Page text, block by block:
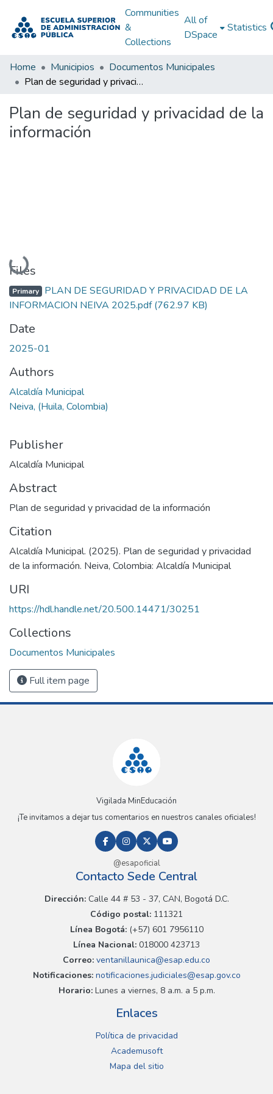
Communities
&
Collections
All of
DSpace
Statistics
Home Municipios
Documentos Municipales
Plan de seguridad y privacidad de la información
Plan de seguridad y privacidad de la
información
Loading...
Files
Primary PLAN DE SEGURIDAD Y PRIVACIDAD DE LA
INFORMACION NEIVA 2025.pdf(762.97 KB)
Date
2025-01
Authors
Alcaldía Municipal
Neiva, (Huila, Colombia)
Publisher
Alcaldía Municipal
Abstract
Plan de seguridad y privacidad de la información
Citation
Alcaldía Municipal. (2025). Plan de seguridad y privacidad
de la información. Neiva, Colombia: Alcaldía Municipal
URI
https://hdl.handle.net/20.500.14471/30251
Collections
Documentos Municipales
Full item page
Vigilada MinEducación
¡Te invitamos a dejar tus comentarios en nuestros canales oficiales!
@esapoficial
Contacto Sede Central
Dirección:Calle 44 # 53 - 37, CAN, Bogotá D.C.
Código postal: 111321
Línea Bogotá:(+57) 601 7956110
Línea Nacional: 018000 423713
Correo: ventanillaunica@esap.edu.co
Notificaciones:notificaciones.judiciales@esap.gov.co
Horario:Lunes a viernes, 8 a.m. a 5 p.m.
Enlaces
Política de privacidad
Academusoft
Mapa del sitio